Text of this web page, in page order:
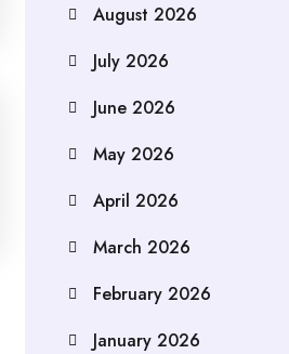
August 2026
July 2026
June 2026
May 2026
April 2026
March 2026
February 2026
January 2026